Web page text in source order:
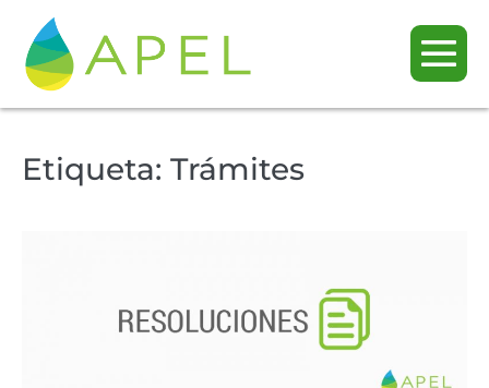
Etiqueta: Trámites